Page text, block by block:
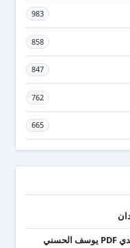
983
858
847
762
665
تحميل كتاب عقدك النفسية سجنك الأبدي PDF يوسف الحسني